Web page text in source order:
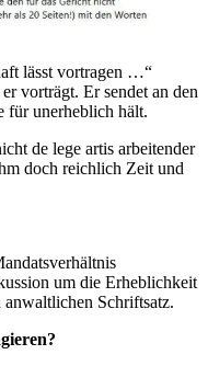
lässt vortragen …“
vorträgt. Er sendet an den
für unerheblich hält.
de lege artis arbeitender
doch reichlich Zeit und
um die Erheblichkeit
anwaltlichen Schriftsatz.